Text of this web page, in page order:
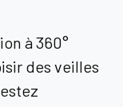
à 360°
des veilles